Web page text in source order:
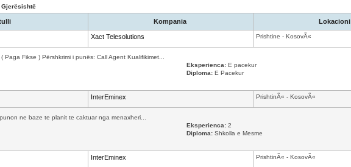
Gjerësishtë
Kompania Lokacioni
Xact Telesolutions Prishtine - KosovÃ«
Fikse ) Përshkrimi i punës: Call Agent Kualifikimet...
Eksperienca: E pacekur
Diploma: E Pacekur
InterEminex PrishtinÃ« - KosovÃ«
ne baze te planit te caktuar nga menaxheri...
Eksperienca: 2
Diploma: Shkolla e Mesme
InterEminex PrishtinÃ« - KosovÃ«